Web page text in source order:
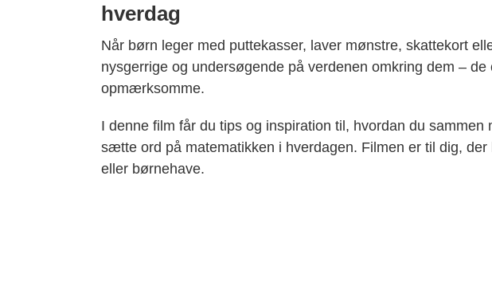
hverdag
Når børn leger med puttekasser, laver mønstre, skattekort
nysgerrige og undersøgende på verdenen omkring dem –
opmærksomme.
I denne film får du tips og inspiration til, hvordan du sammen
sætte ord på matematikken i hverdagen. Filmen er til dig,
eller børnehave.